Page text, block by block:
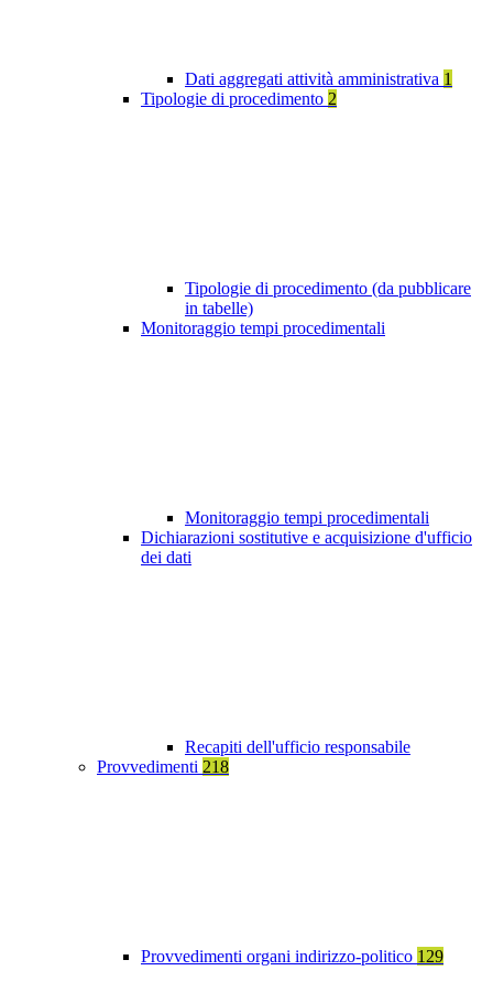
Dati aggregati attività amministrativa 1
Tipologie di procedimento 2
Tipologie di procedimento (da pubblicare
in tabelle)
Monitoraggio tempi procedimentali
Monitoraggio tempi procedimentali
Dichiarazioni sostitutive e acquisizione d'ufficio
dei dati
Recapiti dell'ufficio responsabile
Provvedimenti 218
Provvedimenti organi indirizzo-politico 129